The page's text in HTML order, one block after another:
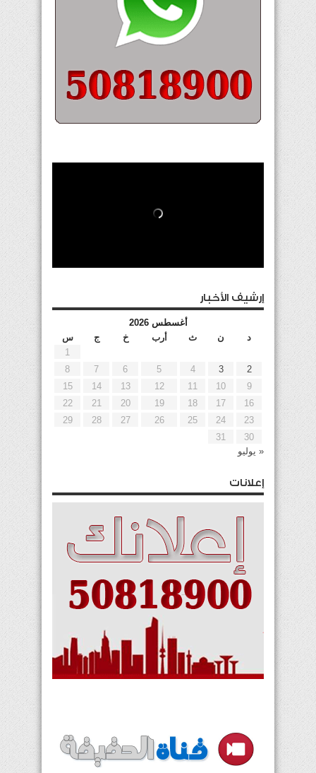
إرشيف الأخبار
أغسطس 2026
د
ن ث أرب خ ج
س
1
2
3
4
5
6
7
8
9
10
11
12
13
14
15
16
17
18
19
20
21
22
23
24
25
26
27
28
29
30
31
« يوليو
إعلانات